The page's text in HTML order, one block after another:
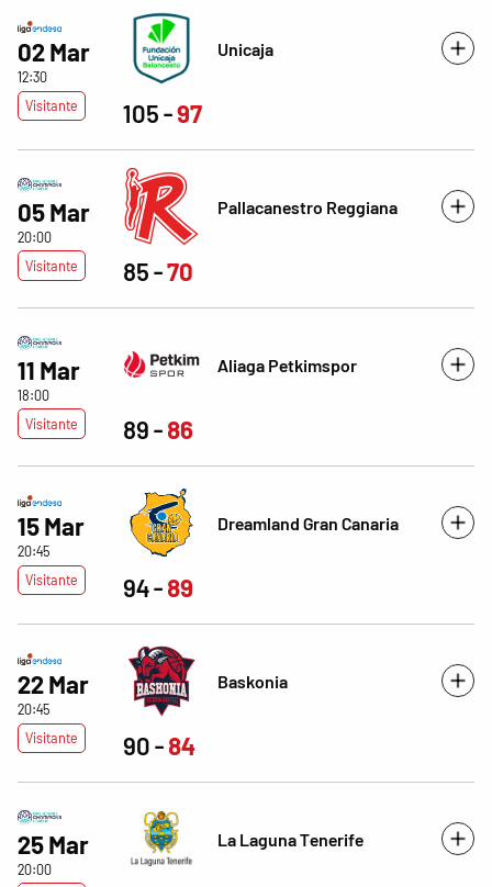
02 Mar
12:30
Visitante
Unicaja
105 97
05 Mar
20:00
Visitante
Pallacanestro Reggiana
85 70
11 Mar
18:00
Visitante
Aliaga Petkimspor
89 86
15 Mar
20:45
Visitante
Dreamland Gran Canaria
94 89
22 Mar
20:45
Visitante
Baskonia
90 84
25 Mar
20:00
La Laguna Tenerife